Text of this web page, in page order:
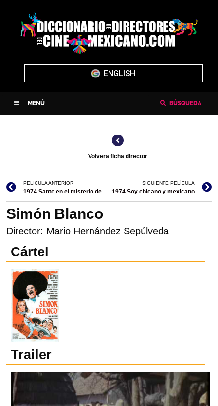
ENGLISH
MENÚ BÚSQUEDA
Volvera ficha director
PELICULA ANTERIOR
1974 Santo en el misterio de la perla negra
SIGUIENTE PELÍCULA
1974 Soy chicano y mexicano
Simón Blanco
Director: Mario Hernández Sepúlveda
Cártel
Trailer